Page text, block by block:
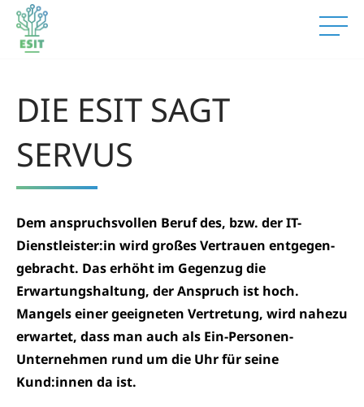
DIE ESIT SAGT
SERVUS
Dem anspruchsvollen Beruf des, bzw. der IT-
Dienstleister:in wird großes Vertrauen ent­gegen­
gebracht. Das erhöht im Gegenzug die
Erwartungs­haltung, der Anspruch ist hoch.
Mangels einer geeigneten Vertretung, wird nahezu
erwartet, dass man auch als Ein-Personen-
Unternehmen rund um die Uhr für seine
Kund:innen da ist.